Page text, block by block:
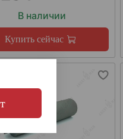
В наличии
Купить сейчас